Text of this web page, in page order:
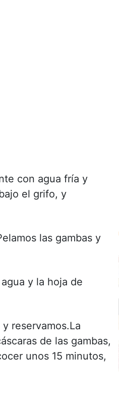
con agua fría y
el grifo, y
las gambas y
y la hoja de
reservamos.La
de las gambas,
unos 15 minutos,